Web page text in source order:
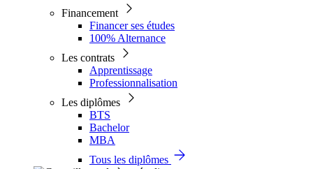
Financement
Financer ses études
100% Alternance
Les contrats
Apprentissage
Professionnalisation
Les diplômes
BTS
Bachelor
MBA
Tous les diplômes